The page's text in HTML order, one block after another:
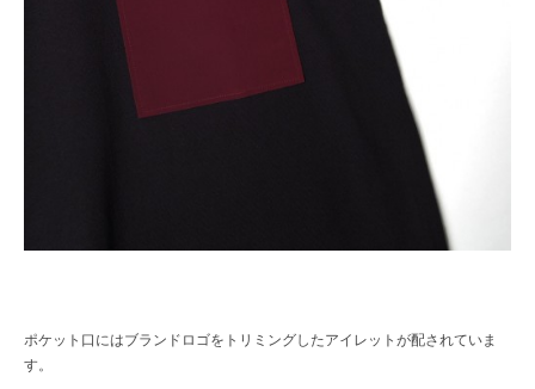
ポケット口にはブランドロゴをトリミングしたアイレットが配されていま
す。